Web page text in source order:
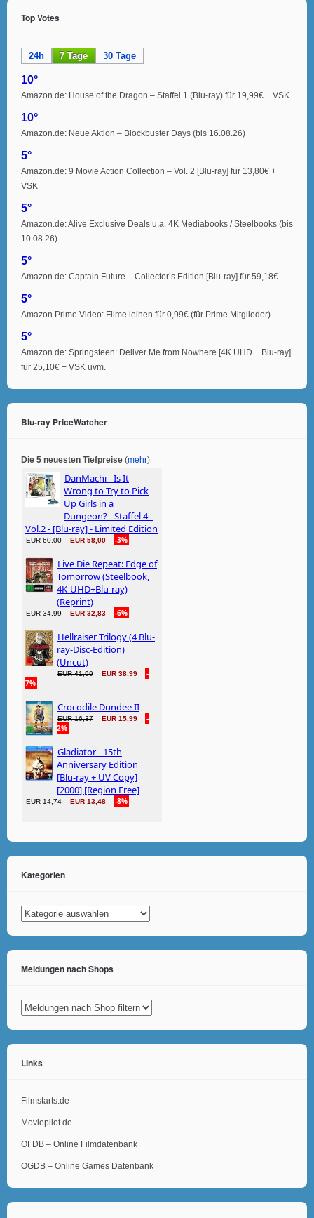
Top Votes
24h 7 Tage 30 Tage
10°
Amazon.de: House of the Dragon – Staffel 1 (Blu-ray) für 19,99€ + VSK
10°
Amazon.de: Neue Aktion – Blockbuster Days (bis 16.08.26)
5°
Amazon.de: 9 Movie Action Collection – Vol. 2 [Blu-ray] für 13,80€ +
VSK
5°
Amazon.de: Alive Exclusive Deals u.a. 4K Mediabooks / Steelbooks (bis
10.08.26)
5°
Amazon.de: Captain Future – Collector’s Edition [Blu-ray] für 59,18€
5°
Amazon Prime Video: Filme leihen für 0,99€ (für Prime Mitglieder)
5°
Amazon.de: Springsteen: Deliver Me from Nowhere [4K UHD + Blu-ray]
für 25,10€ + VSK uvm.
Blu-ray PriceWatcher
Die 5 neuesten Tiefpreise (mehr)
Kategorien
Kategorien
Meldungen nach Shops
Links
Filmstarts.de
Moviepilot.de
OFDB – Online Filmdatenbank
OGDB – Online Games Datenbank